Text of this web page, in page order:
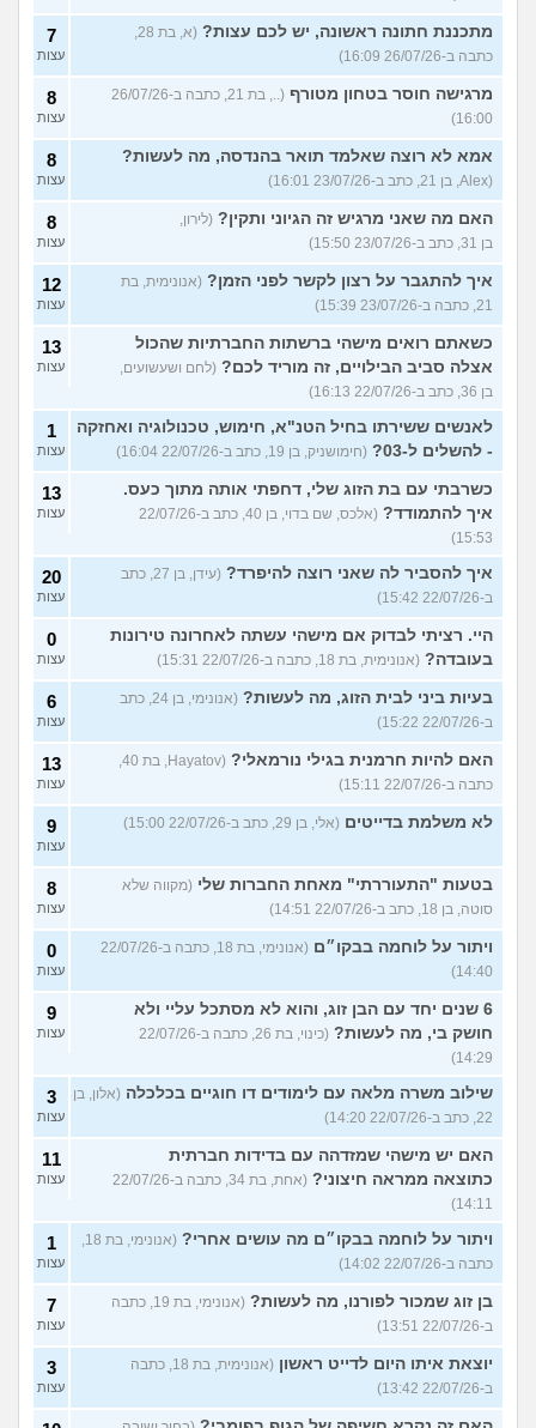
מתכננת חתונה ראשונה, יש לכם עצות?
(א, בת 28,
כתבה ב-26/07/26 16:09)
7
עצות
מרגישה חוסר בטחון מטורף
(.., בת 21, כתבה ב-26/07/26
16:00)
8
עצות
אמא לא רוצה שאלמד תואר בהנדסה, מה לעשות?
(Alex, בן 21, כתב ב-23/07/26 16:01)
8
עצות
האם מה שאני מרגיש זה הגיוני ותקין? (לירון,
בן 31, כתב ב-23/07/26 15:50)
8
עצות
איך להתגבר על רצון לקשר לפני הזמן? (אנונימית, בת
21, כתבה ב-23/07/26 15:39)
12
עצות
כשאתם רואים מישהי ברשתות החברתיות שהכול
אצלה סביב הבילויים, זה מוריד לכם? (לחם ושעשועים,
בן 36, כתב ב-22/07/26 16:13)
13
עצות
לאנשים ששירתו בחיל הטנ"א, חימוש, טכנולוגיה ואחזקה
- להשלים ל-03?
(חימושניק, בן 19, כתב ב-22/07/26 16:04)
1
עצות
כשרבתי עם בת הזוג שלי, דחפתי אותה מתוך כעס.
איך להתמודד?
(אלכס, שם בדוי, בן 40, כתב ב-22/07/26
15:53)
13
עצות
איך להסביר לה שאני רוצה להיפרד?
(עידן, בן 27, כתב
ב-22/07/26 15:42)
20
עצות
היי. רציתי לבדוק אם מישהי עשתה לאחרונה טירונות
בעובדה? (אנונימית, בת 18, כתבה ב-22/07/26 15:31)
0
עצות
בעיות ביני לבית הזוג, מה לעשות?
(אנונימי, בן 24, כתב
ב-22/07/26 15:22)
6
עצות
האם להיות חרמנית בגילי נורמאלי?
(Hayatov, בת 40,
כתבה ב-22/07/26 15:11)
13
עצות
לא משלמת בדייטים (אלי, בן 29, כתב ב-22/07/26 15:00) 9
עצות
בטעות "התעוררתי" מאחת החברות שלי (מקווה שלא
סוטה, בן 18, כתב ב-22/07/26 14:51)
8
עצות
ויתור על לוחמה בבקו״ם
(אנונימי, בת 18, כתבה ב-22/07/26
14:40)
0
עצות
6 שנים יחד עם הבן זוג, והוא לא מסתכל עליי ולא
חושק בי, מה לעשות?
(כינוי, בת 26, כתבה ב-22/07/26
14:29)
9
עצות
שילוב משרה מלאה עם לימודים דו חוגיים בכלכלה (אלון, בן
22, כתב ב-22/07/26 14:20)
3
עצות
האם יש מישהי שמזדהה עם בדידות חברתית
כתוצאה ממראה חיצוני?
(אחת, בת 34, כתבה ב-22/07/26
14:11)
11
עצות
ויתור על לוחמה בבקו״ם מה עושים אחרי?
(אנונימי, בת 18,
כתבה ב-22/07/26 14:02)
1
עצות
בן זוג שמכור לפורנו, מה לעשות?
(אנונימי, בת 19, כתבה
ב-22/07/26 13:51)
7
עצות
יוצאת איתו היום לדייט ראשון
(אנונימית, בת 18, כתבה
ב-22/07/26 13:42)
3
עצות